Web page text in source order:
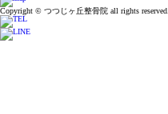
Copyright © つつじヶ丘整骨院 all rights reserved.